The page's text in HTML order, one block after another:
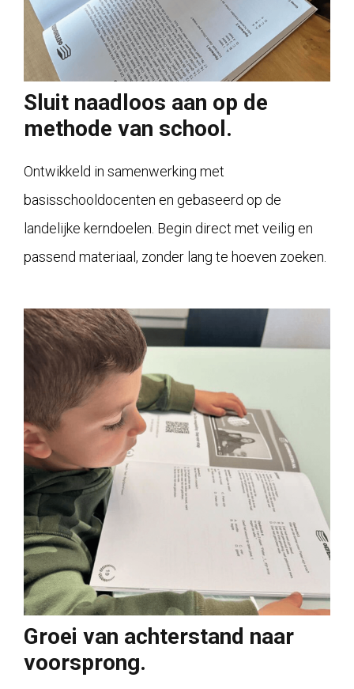
Sluit naadloos aan op de
methode van school.
Ontwikkeld in samenwerking met
basisschooldocenten en gebaseerd op de
landelijke kerndoelen. Begin direct met veilig en
passend materiaal, zonder lang te hoeven zoeken.
Groei van achterstand naar
voorsprong.